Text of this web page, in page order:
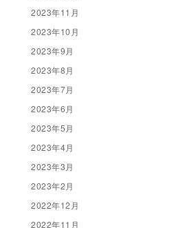
2023年11月
2023年10月
2023年9月
2023年8月
2023年7月
2023年6月
2023年5月
2023年4月
2023年3月
2023年2月
2022年12月
2022年11月